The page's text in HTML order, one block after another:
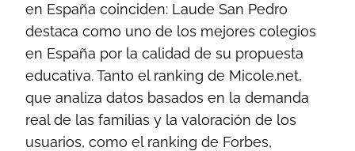
en España coinciden: Laude San Pedro
destaca como uno de los mejores colegios
en España por la calidad de su propuesta
educativa. Tanto el ranking de Micole.net,
que analiza datos basados en la demanda
real de las familias y la valoración de los
usuarios, como el ranking de Forbes,